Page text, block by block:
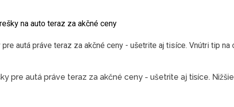
na auto teraz za akčné ceny
autá práve teraz za akčné ceny - ušetrite aj tisíce. Vnútri tip
pre autá práve teraz za akčné ceny - ušetrite aj tisíce.